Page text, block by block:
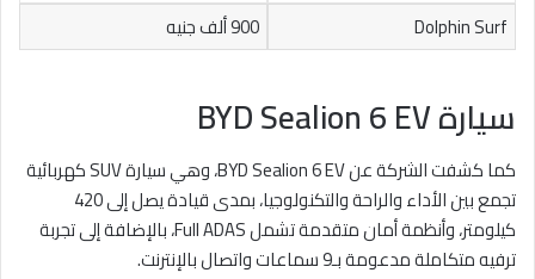
Dolphin Surf
900 ألف جنيه
سيارة BYD Sealion 6 EV
كما كشفت الشركة عن BYD Sealion 6 EV، وهي سيارة SUV كهربائية
تجمع بين الأداء والراحة والتكنولوجيا، بمدى قيادة يصل إلى 420
كيلومتر، وأنظمة أمان متقدمة تشمل Full ADAS، بالإضافة إلى تجربة
ترفيه متكاملة مدعومة بـ9 سماعات واتصال بالإنترنت.